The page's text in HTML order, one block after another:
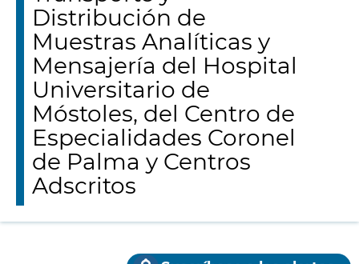
Distribución de
Muestras Analíticas y
Mensajería del Hospital
Universitario de
Móstoles, del Centro de
Especialidades Coronel
de Palma y Centros
Adscritos